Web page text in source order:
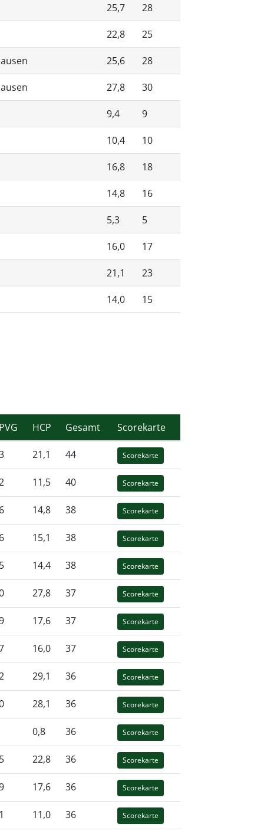
25,7 28
22,8 25
25,6 28
27,8 30
9,4 9
10,4 10
16,8 18
14,8 16
5,3 5
16,0 17
21,1 23
14,0 15
HCP Gesamt Scorekarte
21,1 44 Scorekarte
11,5 40 Scorekarte
14,8 38 Scorekarte
15,1 38 Scorekarte
14,4 38 Scorekarte
27,8 37 Scorekarte
17,6 37 Scorekarte
16,0 37 Scorekarte
29,1 36 Scorekarte
28,1 36 Scorekarte
0,8 36 Scorekarte
22,8 36 Scorekarte
17,6 36 Scorekarte
11,0 36 Scorekarte